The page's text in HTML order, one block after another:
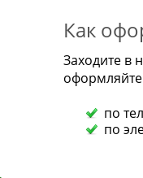
Как
Заходите в
по
по